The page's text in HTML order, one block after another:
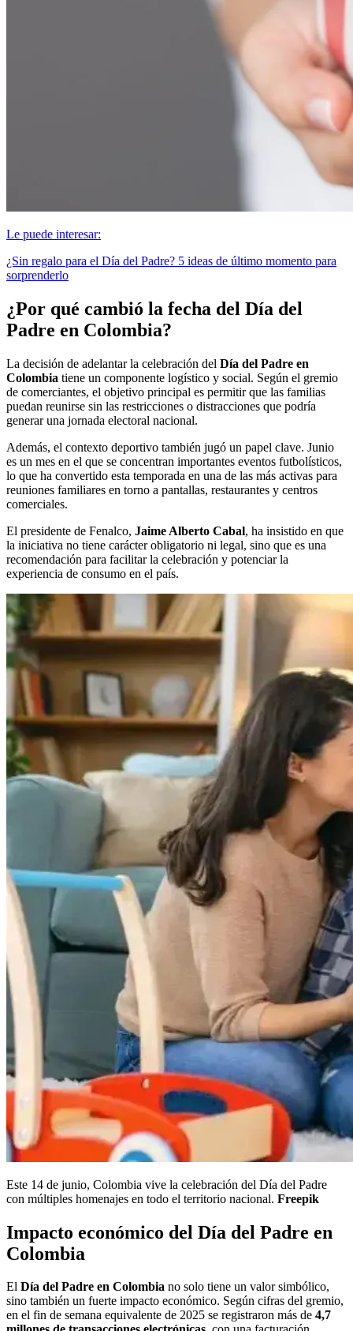
Le puede interesar:
¿Sin regalo para el Día del Padre? 5 ideas de último momento para
sorprenderlo
¿Por qué cambió la fecha del Día del
Padre en Colombia?
La decisión de adelantar la celebración del Día del Padre en
Colombia tiene un componente logístico y social. Según el gremio
de comerciantes, el objetivo principal es permitir que las familias
puedan reunirse sin las restricciones o distracciones que podría
generar una jornada electoral nacional.
Además, el contexto deportivo también jugó un papel clave. Junio
es un mes en el que se concentran importantes eventos futbolísticos,
lo que ha convertido esta temporada en una de las más activas para
reuniones familiares en torno a pantallas, restaurantes y centros
comerciales.
El presidente de Fenalco, Jaime Alberto Cabal, ha insistido en que
la iniciativa no tiene carácter obligatorio ni legal, sino que es una
recomendación para facilitar la celebración y potenciar la
experiencia de consumo en el país.
Este 14 de junio, Colombia vive la celebración del Día del Padre
con múltiples homenajes en todo el territorio nacional. Freepik
Impacto económico del Día del Padre en
Colombia
El Día del Padre en Colombia no solo tiene un valor simbólico,
sino también un fuerte impacto económico. Según cifras del gremio,
en el fin de semana equivalente de 2025 se registraron más de 4,7